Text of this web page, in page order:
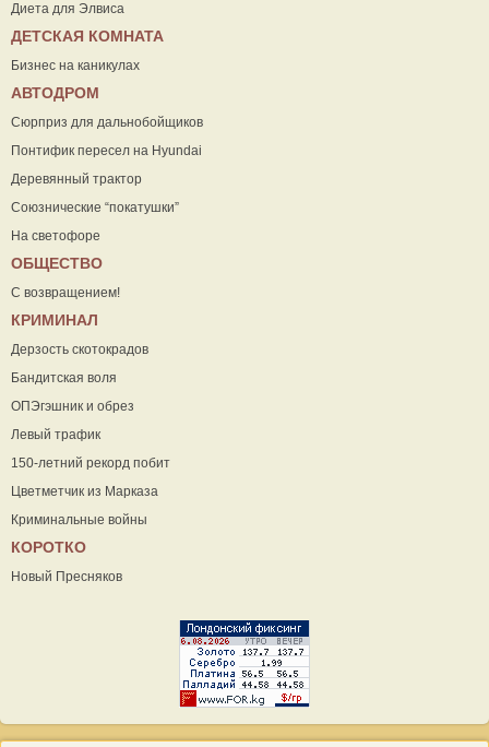
Диета для Элвиса
ДЕТСКАЯ КОМНАТА
Бизнес на каникулах
АВТОДРОМ
Сюрприз для дальнобойщиков
Понтифик пересел на Hyundai
Деревянный трактор
Союзнические “покатушки”
На светофоре
ОБЩЕСТВО
С возвращением!
КРИМИНАЛ
Дерзость скотокрадов
Бандитская воля
ОПЭгэшник и обрез
Левый трафик
150-летний рекорд побит
Цветметчик из Марказа
Криминальные войны
КОРОТКО
Новый Пресняков